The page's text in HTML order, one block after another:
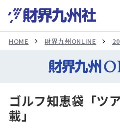
HOME 財界九州ONLINE
ゴルフ知恵袋「ツ
載」